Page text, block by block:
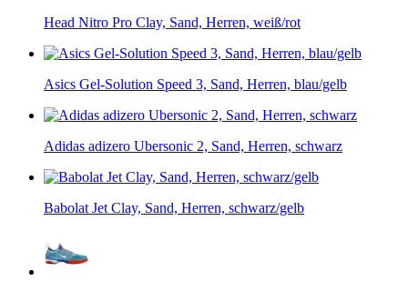
Head Nitro Pro Clay, Sand, Herren, weiß/rot
Asics Gel-Solution Speed 3, Sand, Herren, blau/gelb
Adidas adizero Ubersonic 2, Sand, Herren, schwarz
Babolat Jet Clay, Sand, Herren, schwarz/gelb